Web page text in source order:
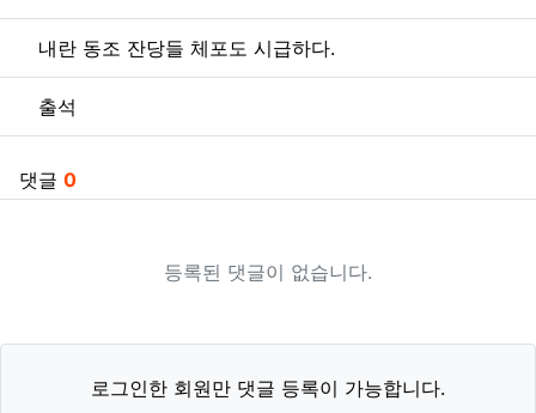
관련자료
내란 동조 잔당들 체포도 시급하다.
출석
댓글 0
등록된 댓글이 없습니다.
로그인한 회원만 댓글 등록이 가능합니다.